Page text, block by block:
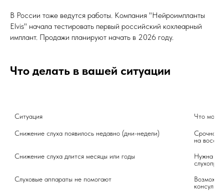
В России тоже ведутся работы. Компания "Нейроимпланты
Elvis" начала тестировать первый российский кохлеарный
имплант. Продажи планируют начать в 2026 году.
Что делать в вашей ситуации
Ситуация Что
Снижение слуха появилось недавно (дни-недели)
Срочно
на
Снижение слуха длится месяцы или годы
Нужна
Слуховые аппараты не помогают